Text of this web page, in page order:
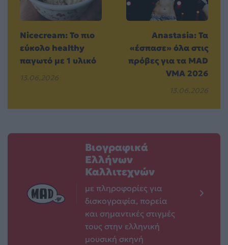
Nicecream: Το πιο
εύκολο healthy
παγωτό με 1 υλικό
13.06.2026
Anastasia: Τα
«έσπασε» όλα στις
πρόβες για τα MAD
VMA 2026
13.06.2026
Βιογραφικά
Ελλήνων
Καλλιτεχνών
με πληροφορίες για
δισκογραφία, πορεία
και σημαντικές στιγμές
τους στην ελληνική
μουσική σκηνή